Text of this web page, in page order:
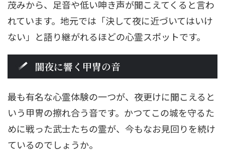
茂みから、足音や低い呻き声が聞こえてくると言わ
れています。地元では「決して夜に近づいてはいけ
ない」と語り継がれるほどの心霊スポットです。
闇夜に響く甲冑の音
最も有名な心霊体験の一つが、夜更けに聞こえると
いう甲冑の擦れ合う音です。かつてこの城を守るた
めに戦った武士たちの霊が、今もなお見回りを続け
ているのでしょうか。